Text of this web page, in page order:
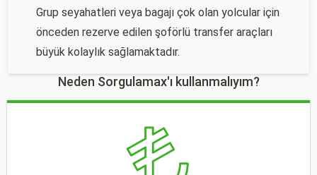
Grup seyahatleri veya bagajı çok olan yolcular için
önceden rezerve edilen şoförlü transfer araçları
büyük kolaylık sağlamaktadır.
Neden Sorgulamax'ı kullanmalıyım?